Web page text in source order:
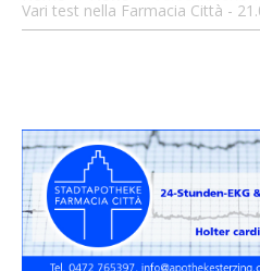
Vari test nella Farmacia Città -